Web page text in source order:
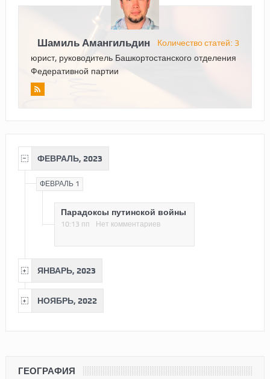
Шамиль Амангильдин Количество статей: 3
юрист, руководитель Башкортостанского отделения
Федеративной партии
ФЕВРАЛЬ, 2023
ФЕВРАЛЬ 1
Парадоксы путинской войны
10:13 пп Нет комментариев
ЯНВАРЬ, 2023
НОЯБРЬ, 2022
ГЕОГРАФИЯ